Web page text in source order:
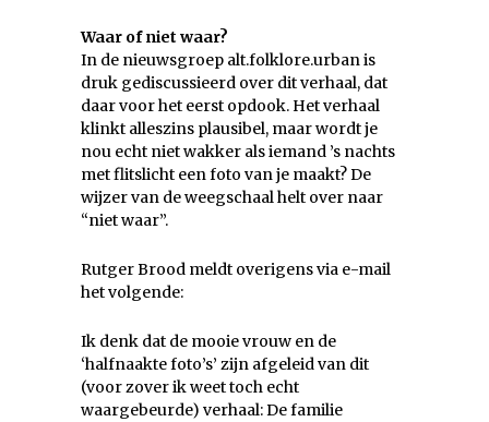
Waar of niet waar?
In de nieuwsgroep alt.folklore.urban is
druk gediscussieerd over dit verhaal, dat
daar voor het eerst opdook. Het verhaal
klinkt alleszins plausibel, maar wordt je
nou echt niet wakker als iemand ’s nachts
met flitslicht een foto van je maakt? De
wijzer van de weegschaal helt over naar
“niet waar”.
Rutger Brood meldt overigens via e-mail
het volgende:
Ik denk dat de mooie vrouw en de
‘halfnaakte foto’s’ zijn afgeleid van dit
(voor zover ik weet toch echt
waargebeurde) verhaal: De familie